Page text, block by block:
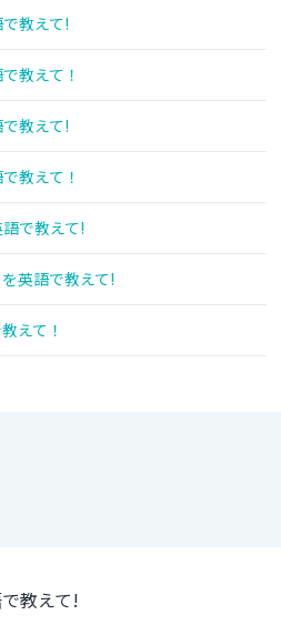
教えて!
教えて！
教えて!
教えて！
で教えて!
英語で教えて!
えて！
教えて!